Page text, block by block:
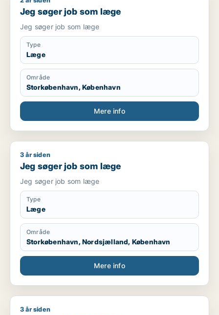
Jeg søger job som læge
Jeg søger job som læge
Type
Læge
Område
Storkøbenhavn, København
Mere info
Jeg søger job som læge
3 år siden
Jeg søger job som læge
Jeg søger job som læge
Type
Læge
Område
Storkøbenhavn, Nordsjælland, København
Mere info
Jeg søger job som læge
3 år siden